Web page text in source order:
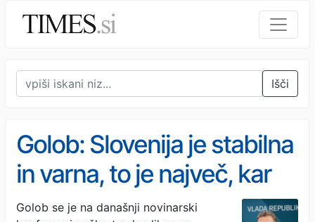
Išči
Golob: Slovenija je stabilna
in varna, to je največ, kar
lahko zapustimo kot
Golob se je na današnji novinarski